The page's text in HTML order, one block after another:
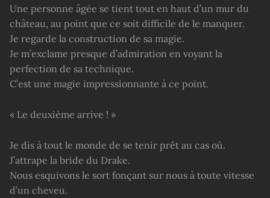
Une personne âgée se tient tout en haut d’un mur du
château, au point que ce soit difficile de le manquer.
Je regarde la construction de sa magie.
Je m’exclame presque d’admiration en voyant la
perfection de sa technique.
C’est une magie impressionnante à ce point.
« Le deuxième arrive ! »
Je dis à tout le monde de se tenir prêt au cas où.
J’attrape la bride du Drake.
Nous esquivons le sort fonçant sur nous à toute vitesse
d’un cheveu.